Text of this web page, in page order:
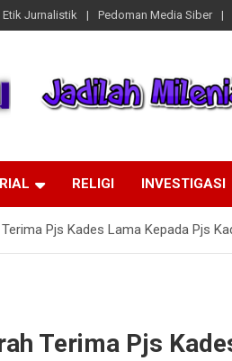
Etik Jurnalistik Pedoman Media Siber
RELIGI INVESTIGASI
Pjs Kades Lama Kepada Pjs
Terima Pjs